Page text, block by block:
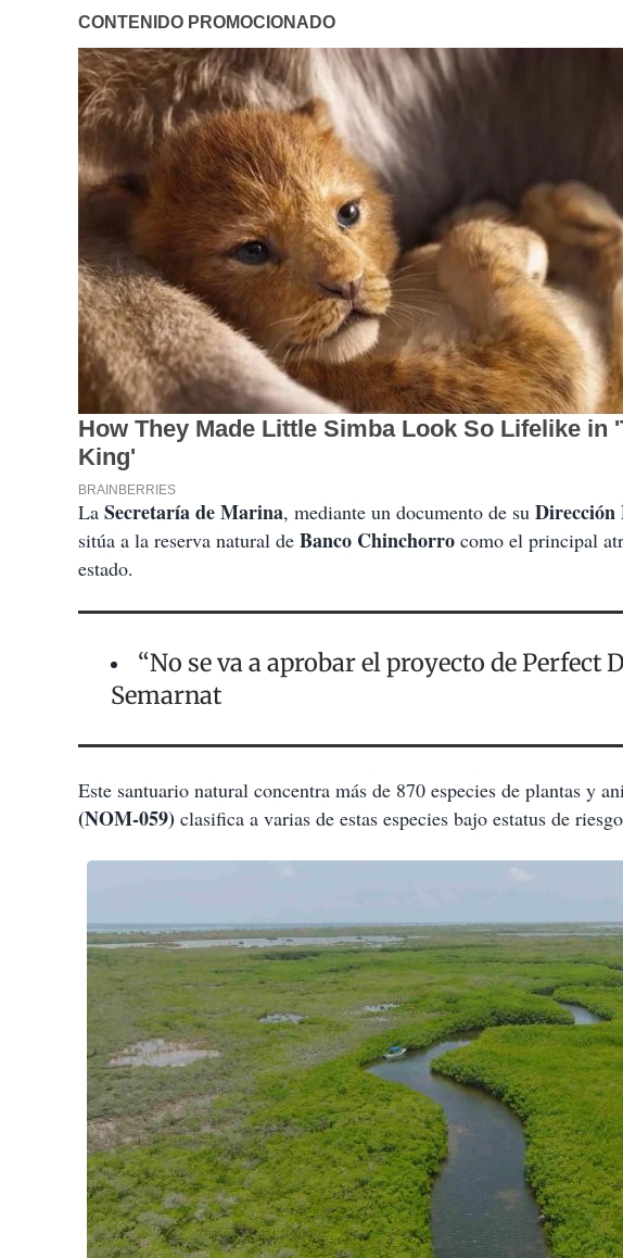
La Secretaría de Marina, mediante un documento de su Dirección
sitúa a la reserva natural de Banco Chinchorro como el principal
estado.
“No se va a aprobar el proyecto de Perfect
Semarnat
Este santuario natural concentra más de 870 especies de plantas y
(NOM-059) clasifica a varias de estas especies bajo estatus de